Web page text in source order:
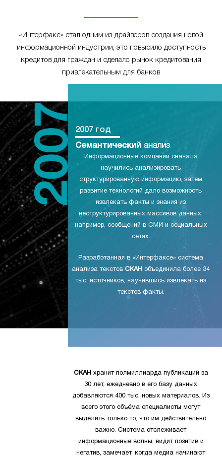
«Интерфакс» стал одним из драйверов создания новой
информационной индустрии, это повысило доступность
кредитов для граждан и сделало рынок кредитования
привлекательным для банков
2007 год
Семантический анализ
Информационные компании сначала
научились анализировать
структурированную информацию, затем
развитие технологий дало возможность
извлекать факты и знания из
неструктурированных массивов данных,
например, сообщений в СМИ и социальных
сетях.
Разработанная в «Интерфаксе» система
анализа текстов СКАН объединила более 34
тыс. источников, научившись извлекать из
текстов факты.
СКАН хранит полмиллиарда публикаций за
30 лет, ежедневно в его базу данных
добавляются 400 тыс. новых материалов. Из
всего этого объёма специалисты могут
выделить только то, что им действительно
важно. Система отслеживает
информационные волны, видит позитив и
негатив, замечает, когда медиа начинают